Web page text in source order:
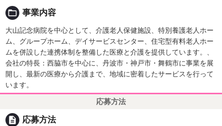
folder_open 事業内容
大山記念病院を中心として、介護老人保健施設、特別養護老人ホー
ム、グループホーム、デイサービスセンター、住宅型有料老人ホー
ムを併設した連携体制を整備した医療と介護を提供しています。、
会社の特長：西脇市を中心に、丹波市・神戸市・舞鶴市に事業を展
開し、最新の医療から介護まで、地域に密着したサービスを行って
います。
応募方法
description 応募方法